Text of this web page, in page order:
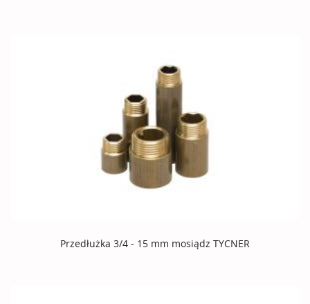
Przedłużka 3/4 - 15 mm mosiądz TYCNER